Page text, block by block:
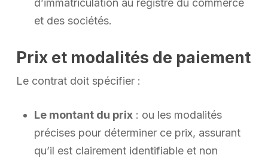
et des sociétés.
Prix et modalités de paiement
Le contrat doit spécifier :
Le montant du prix: ou les modalités
précises pour déterminer ce prix, assurant
qu’il est clairement identifiable et non